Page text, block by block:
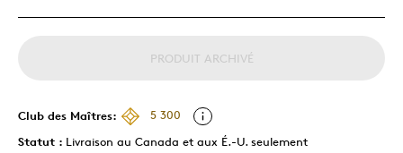
PRODUIT ARCHIVÉ
Club des Maîtres:
5 300
Statut : Livraison au Canada et aux É.-U. seulement